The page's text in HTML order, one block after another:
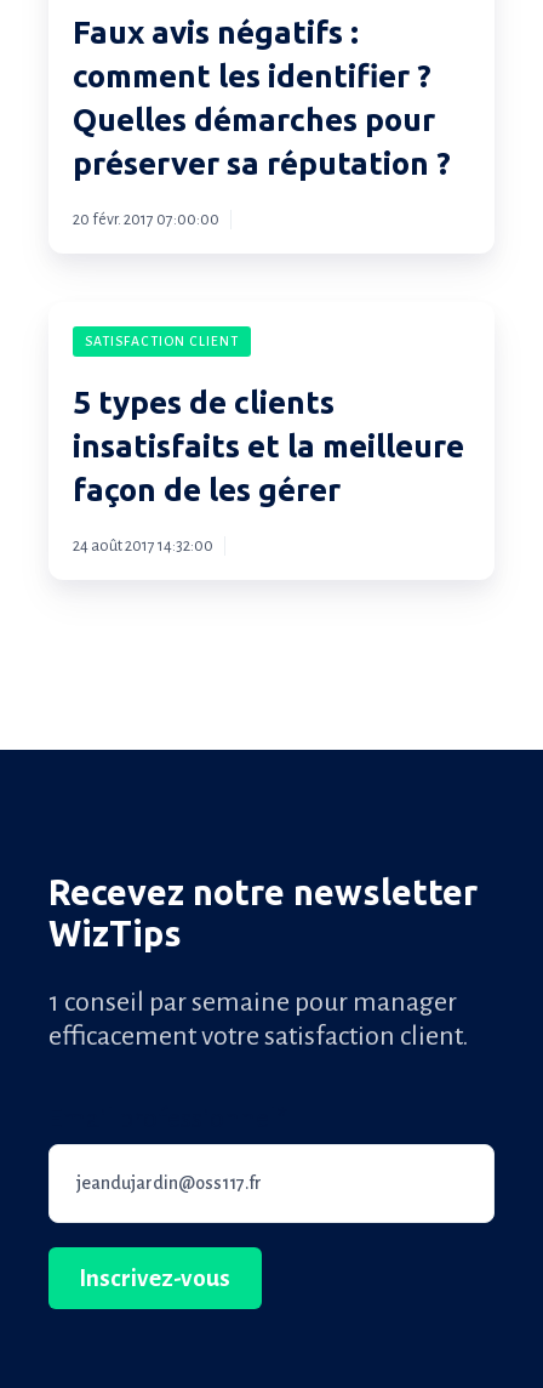
négatifs
comment
les
identifier
Quelles
préserver
réputation
Faux avis négatifs :
comment les identifier ?
Quelles démarches pour
préserver sa réputation ?
20 févr. 2017 07:00:00
types
clients
insatisfaits
meilleure
SATISFACTION CLIENT
5 types de clients
insatisfaits et la meilleure
façon de les gérer
24 août 2017 14:32:00
Recevez notre newsletter
WizTips
1 conseil par semaine pour manager
efficacement votre satisfaction client.